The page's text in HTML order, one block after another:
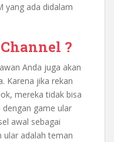
yang ada didalam
?
Anda juga akan
Karena jika rekan
mereka tidak bisa
game ular
awal sebagai
ular adalah teman